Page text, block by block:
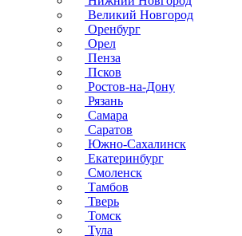
Великий Новгород
Оренбург
Орел
Пенза
Псков
Ростов-на-Дону
Рязань
Самара
Саратов
Южно-Сахалинск
Екатеринбург
Смоленск
Тамбов
Тверь
Томск
Тула